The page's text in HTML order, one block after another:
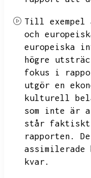
Till exempel
och
europeiska
högre
fokus i
utgör en
kulturell
som inte är
står
rapporten.
kvar.